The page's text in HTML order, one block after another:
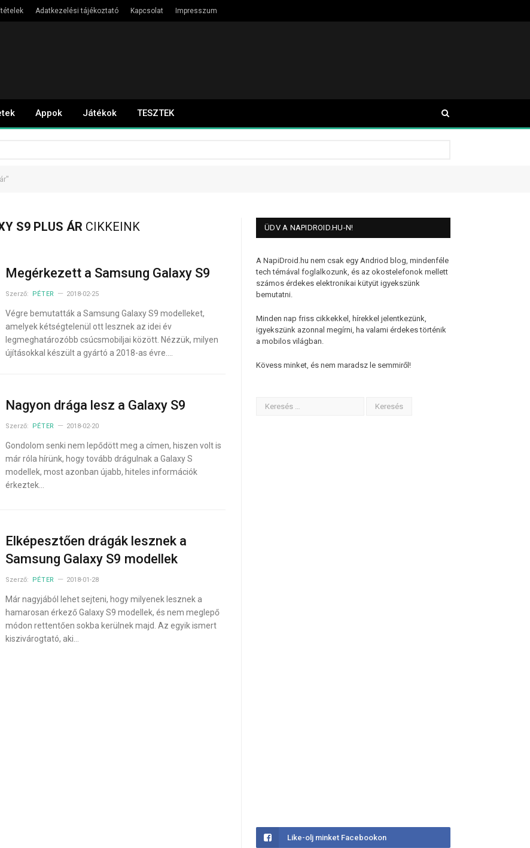
Adatkezelési tájékoztató Kapcsolat Impresszum
Appok Játékok TESZTEK
S9 PLUS ÁR CIKKEINK
Megérkezett a Samsung Galaxy S9
Szerző: PÉTER 2018-02-25
Végre bemutatták a Samsung Galaxy S9 modelleket,
amelyek kétségtelenül ott lesznek az idei év
legmeghatározóbb csúcsmobiljai között. Nézzük, milyen
újításokkal készült a gyártó a 2018-as évre.…
Nagyon drága lesz a Galaxy S9
Szerző: PÉTER 2018-02-20
Gondolom senki nem lepődött meg a címen, hiszen volt is
már róla hírünk, hogy tovább drágulnak a Galaxy S
modellek, most azonban újabb, hiteles információk
érkeztek…
Elképesztően drágák lesznek a
Samsung Galaxy S9 modellek
Szerző: PÉTER 2018-01-28
Már nagyjából lehet sejteni, hogy milyenek lesznek a
hamarosan érkező Galaxy S9 modellek, és nem meglepő
módon rettentően sokba kerülnek majd. Az egyik ismert
kiszivárogtató, aki…
ÜDV A NAPIDROID.HU-N!
A NapiDroid.hu nem csak egy Andriod blog, mindenféle
tech témával foglalkozunk, és az okostelefonok mellett
számos érdekes elektronikai kütyüt igyekszünk
bemutatni.
Minden nap friss cikkekkel, hírekkel jelentkezünk,
igyekszünk azonnal megírni, ha valami érdekes történik
a mobilos világban.
Kövess minket, és nem maradsz le semmiről!
Like-olj minket Facebookon